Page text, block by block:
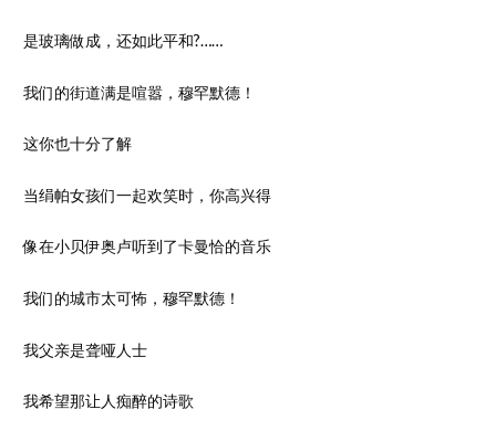
是玻璃做成，还如此平和?……
我们的街道满是喧嚣，穆罕默德！
这你也十分了解
当绢帕女孩们一起欢笑时，你高兴得
像在小贝伊奥卢听到了卡曼恰的音乐
我们的城市太可怖，穆罕默德！
我父亲是聋哑人士
我希望那让人痴醉的诗歌